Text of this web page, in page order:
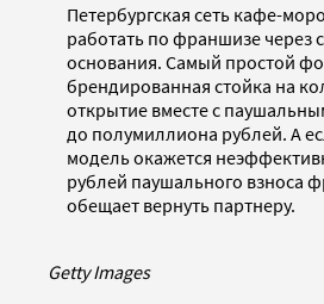
Петербургская сеть кафе-
работать по франшизе через
основания. Самый простой
брендированная стойка на
открытие вместе с
до полумиллиона рублей. А
модель окажется
рублей паушального взноса
обещает вернуть партнеру.
Getty Images